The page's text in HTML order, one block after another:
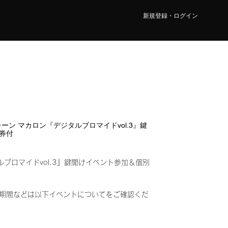
新規登録・ログイン
ン マカロン『デジタルブロマイドvol.3』鍵
付
ブロマイドvol.3』鍵開けイベント参加＆個別
間などは以下イベントについてをご確認くだ